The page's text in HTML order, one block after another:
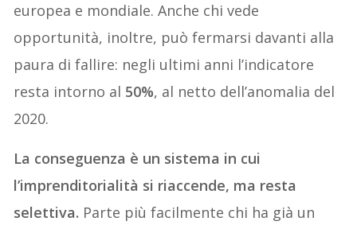
europea e mondiale. Anche chi vede
opportunità, inoltre, può fermarsi davanti alla
paura di fallire: negli ultimi anni l’indicatore
resta intorno al 50%, al netto dell’anomalia del
2020.
La conseguenza è un sistema in cui
l’imprenditorialità si riaccende, ma resta
selettiva. Parte più facilmente chi ha già un